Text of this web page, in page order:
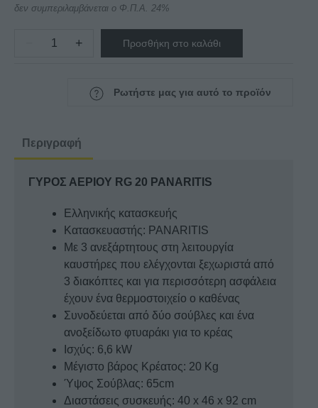
δεν συμπεριλαμβάνεται ο Φ.Π.Α. 24%
+ Προσθήκη στο καλάθι
Ρωτήστε μας για αυτό το προϊόν
Περιγραφή
ΓΥΡΟΣ ΑΕΡΙΟΥ RG 20 PANARITIS
Ελληνικής κατασκευής
Κατασκευαστής: PANARITIS
Με 3 ανεξάρτητους στη λειτουργία
καυστήρες που ελέγχονται ξεχωριστά από
3 διακόπτες και για περισσότερη ασφάλεια
έχουν ένα θερμοστοιχείο ο καθένας
Συνοδεύεται από δύο σούβλες και ένα
ανοξείδωτο φτυαράκι για το κρέας
Ισχύς: 6,6 kW
Μέγιστο βάρος Κρέατος: 20 Kg
Ύψος Σούβλας: 65cm
Διαστάσεις συσκευής: 40 x 46 x 92 cm